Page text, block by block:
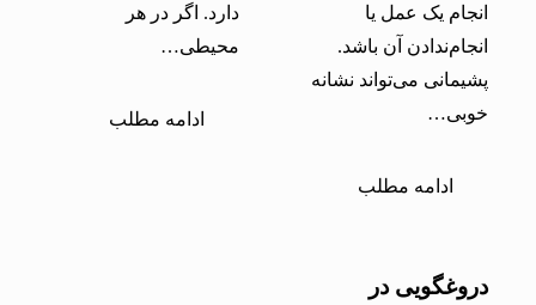
انجام یک عمل یا
انجام‌ندادن آن باشد.
پشیمانی می‌تواند نشانه
خوبی…
ادامه مطلب
دارد. اگر در هر
محیطی…
ادامه مطلب
دروغگویی در